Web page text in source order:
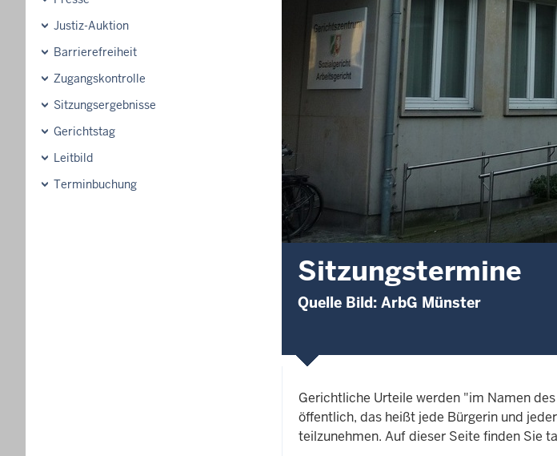
Justiz-Auktion
Barrierefreiheit
Zugangskontrolle
Sitzungsergebnisse
Gerichtstag
Leitbild
Terminbuchung
Sitzungstermine
Quelle Bild: ArbG Münster
Gerichtliche Urteile werden "im Namen
öffentlich, das heißt jede Bürgerin und
teilzunehmen. Auf dieser Seite finden Sie